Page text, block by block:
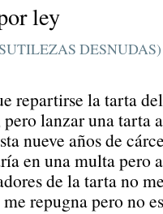
ley
DESNUDAS)
repartirse la tarta
lanzar una tarta
nueve años de
en una multa pero
de la tarta no
repugna pero no